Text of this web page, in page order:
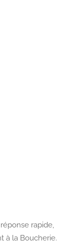
rapide,
à la Boucherie.